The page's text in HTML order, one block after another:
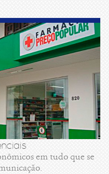
em tudo que se